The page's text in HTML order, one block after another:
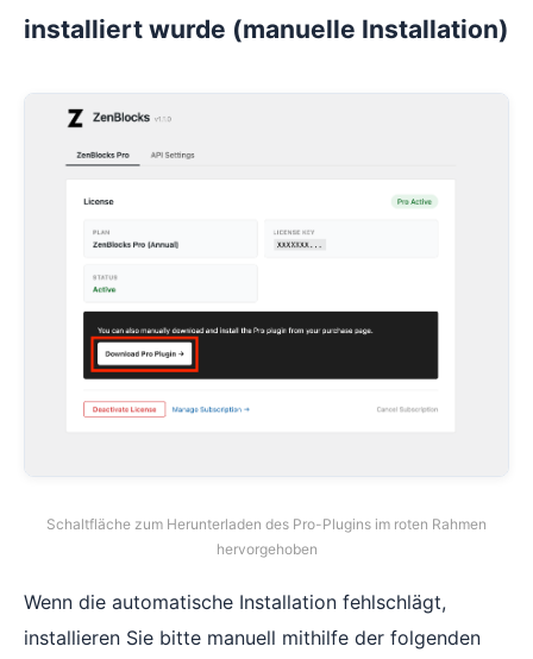
installiert wurde (manuelle Installation)
Schaltfläche zum Herunterladen des Pro-Plugins im roten Rahmen
hervorgehoben
Wenn die automatische Installation fehlschlägt,
installieren Sie bitte manuell mithilfe der folgenden